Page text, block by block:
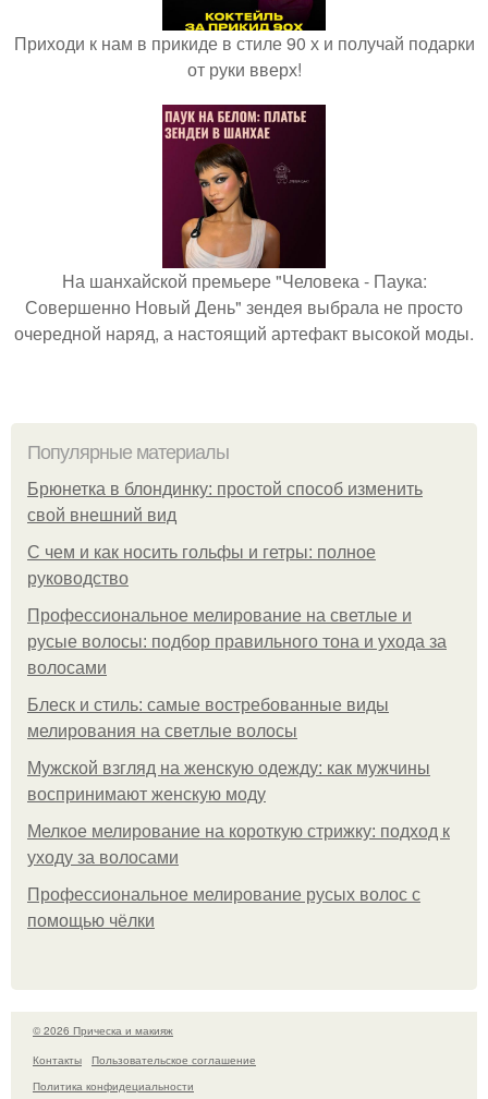
Приходи к нам в прикиде в стиле 90 х и получай подарки
от руки вверх!
На шанхайской премьере "Человека - Паука:
Совершенно Новый День" зендея выбрала не просто
очередной наряд, а настоящий артефакт высокой моды.
Популярные материалы
Брюнетка в блондинку: простой способ изменить
свой внешний вид
С чем и как носить гольфы и гетры: полное
руководство
Профессиональное мелирование на светлые и
русые волосы: подбор правильного тона и ухода за
волосами
Блеск и стиль: самые востребованные виды
мелирования на светлые волосы
Мужской взгляд на женскую одежду: как мужчины
воспринимают женскую моду
Мелкое мелирование на короткую стрижку: подход к
уходу за волосами
Профессиональное мелирование русых волос с
помощью чёлки
© 2026 Прическа и макияж
Контакты
Пользовательское соглашение
Политика конфидециальности